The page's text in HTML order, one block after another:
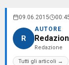
09.06.2015
R
AUTORE
Redazione
Tutti gli articoli →